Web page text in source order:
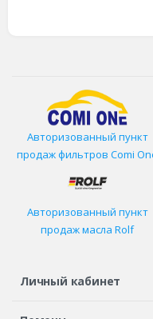
Авторизованный пункт
продаж фильтров Comi
Авторизованный пункт
продаж масла Rolf
Личный кабинет